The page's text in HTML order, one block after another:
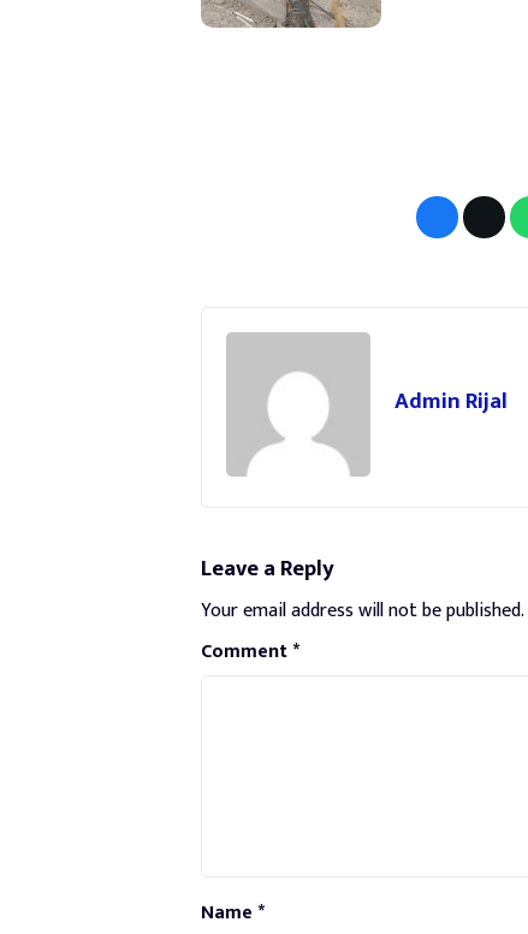
Admin Rijal
Leave a Reply
Your email address will not be published.
Comment*
Name*